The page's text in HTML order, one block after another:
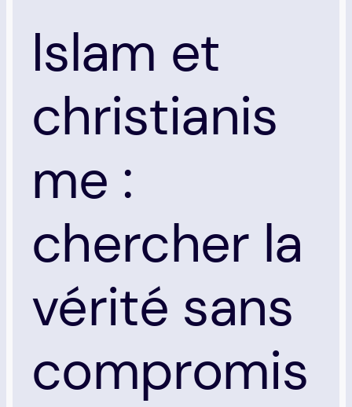
Islam et
christianis
me :
chercher la
vérité sans
compromis